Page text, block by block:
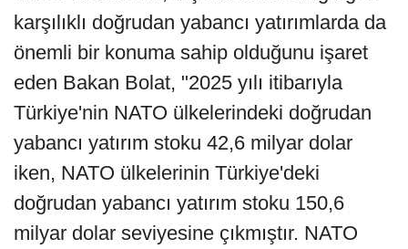
karşılıklı doğrudan yabancı yatırımlarda da
önemli bir konuma sahip olduğunu işaret
eden Bakan Bolat, "2025 yılı itibarıyla
Türkiye'nin NATO ülkelerindeki doğrudan
yabancı yatırım stoku 42,6 milyar dolar
iken, NATO ülkelerinin Türkiye'deki
doğrudan yabancı yatırım stoku 150,6
milyar dolar seviyesine çıkmıştır. NATO